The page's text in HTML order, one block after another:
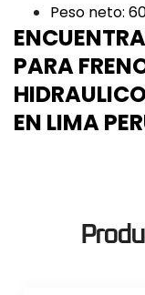
Peso neto:
PARA
EN LIMA